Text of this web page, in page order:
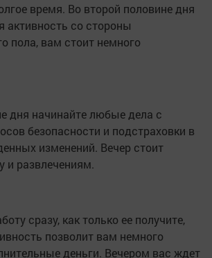
время. Во второй половине дня
активность со стороны
пола, вам стоит немного
дня начинайте любые дела с
безопасности и подстраховки в
изменений. Вечер стоит
и развлечениям.
сразу, как только ее получите,
позволит вам немного
деньги. Вечером вас ждет